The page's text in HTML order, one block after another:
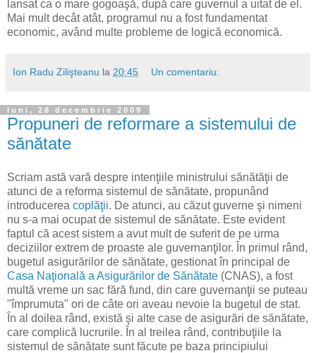
lansat ca o mare gogoaşă, după care guvernul a uitat de el.
Mai mult decât atât, programul nu a fost fundamentat
economic, având multe probleme de logică economică.
Ion Radu Zilişteanu la 20:45 Un comentariu:
luni, 28 decembrie 2009
Propuneri de reformare a sistemului de
sănătate
Scriam astă vară despre intenţiile ministrului sănătăţii de
atunci de a reforma sistemul de sănătate, propunând
introducerea coplăţii. De atunci, au căzut guverne şi nimeni
nu s-a mai ocupat de sistemul de sănătate. Este evident
faptul că acest sistem a avut mult de suferit de pe urma
deciziilor extrem de proaste ale guvernanţilor. În primul rând,
bugetul asigurărilor de sănătate, gestionat în principal de
Casa Naţională a Asigurărilor de Sănătate (CNAS), a fost
multă vreme un sac fără fund, din care guvernanţii se puteau
"împrumuta" ori de câte ori aveau nevoie la bugetul de stat.
În al doilea rând, există şi alte case de asigurări de sănătate,
care complică lucrurile. În al treilea rând, contribuţiile la
sistemul de sănătate sunt făcute pe baza principiului